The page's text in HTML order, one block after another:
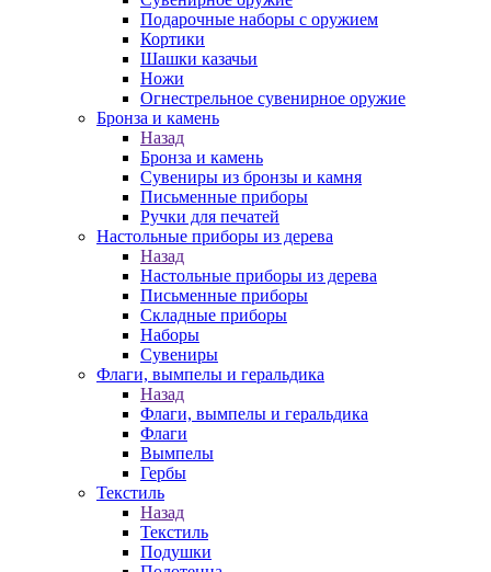
Подарочные наборы с оружием
Кортики
Шашки казачьи
Ножи
Огнестрельное сувенирное оружие
Бронза и камень
Назад
Бронза и камень
Сувениры из бронзы и камня
Письменные приборы
Ручки для печатей
Настольные приборы из дерева
Назад
Настольные приборы из дерева
Письменные приборы
Складные приборы
Наборы
Сувениры
Флаги, вымпелы и геральдика
Назад
Флаги, вымпелы и геральдика
Флаги
Вымпелы
Гербы
Текстиль
Назад
Текстиль
Подушки